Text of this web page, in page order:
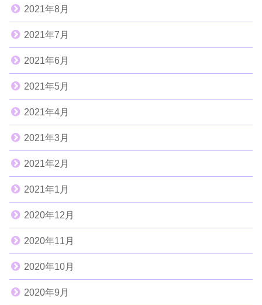
2021年8月
2021年7月
2021年6月
2021年5月
2021年4月
2021年3月
2021年2月
2021年1月
2020年12月
2020年11月
2020年10月
2020年9月